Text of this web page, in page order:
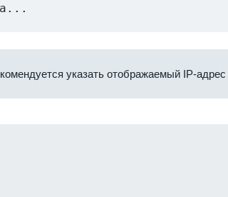
указать отображаемый IP-